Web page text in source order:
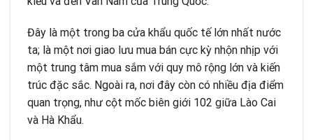
Đây là một trong ba cửa khẩu quốc tế lớn nhất nước
ta; là một nơi giao lưu mua bán cực kỳ nhộn nhịp với
một trung tâm mua sắm với quy mô rộng lớn và kiến
trúc đặc sắc. Ngoài ra, nơi đây còn có nhiều địa điểm
quan trọng, như cột mốc biên giới 102 giữa Lào Cai
và Hà Khẩu.